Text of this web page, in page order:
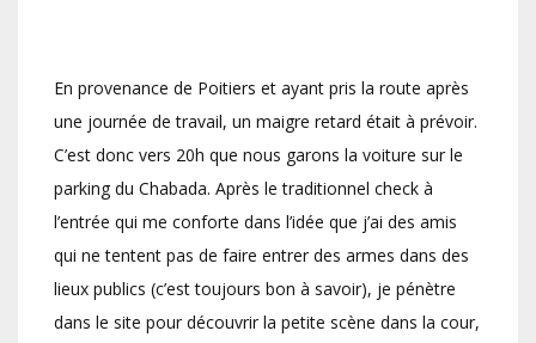
En provenance de Poitiers et ayant pris la route après
une journée de travail, un maigre retard était à prévoir.
C’est donc vers 20h que nous garons la voiture sur le
parking du Chabada. Après le traditionnel check à
l’entrée qui me conforte dans l’idée que j’ai des amis
qui ne tentent pas de faire entrer des armes dans des
lieux publics (c’est toujours bon à savoir), je pénètre
dans le site pour découvrir la petite scène dans la cour,